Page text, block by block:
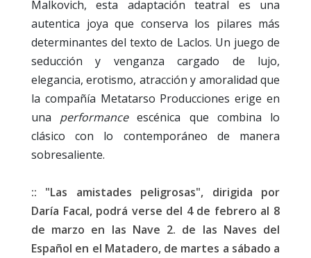
Malkovich, esta adaptación teatral es una
autentica joya que conserva los pilares más
determinantes del texto de Laclos. Un juego de
seducción y venganza cargado de lujo,
elegancia, erotismo, atracción y amoralidad que
la compañía Metatarso Producciones erige en
una performanceescénica que combina lo
clásico con lo contemporáneo de manera
sobresaliente.
:: "Las amistades peligrosas", dirigida por
Daría Facal, podrá verse del 4 de febrero al 8
de marzo en las Nave 2. de las Naves del
Español en el Matadero, de martes a sábado a